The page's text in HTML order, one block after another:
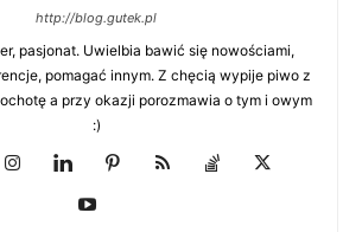
http://blog.gutek.pl
pasjonat. Uwielbia bawić się nowościami,
pomagać innym. Z chęcią wypije piwo z
a przy okazji porozmawia o tym i owym
:)